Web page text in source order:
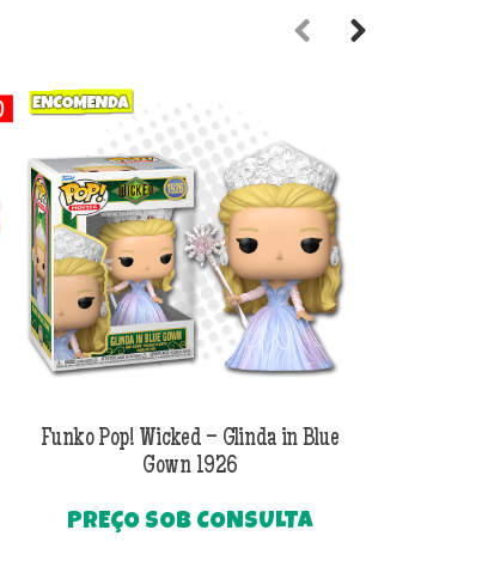
Funko Pop! Wicked – Glinda in Blue
Gown 1926
PREÇO SOB CONSULTA